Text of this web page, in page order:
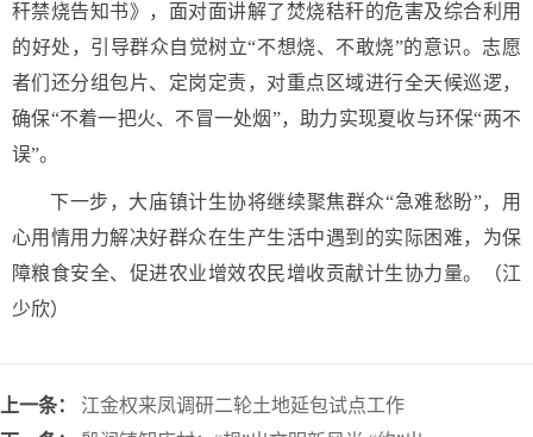
秆禁烧告知书》，面对面讲解了焚烧秸秆的危害及综合利用
的好处，引导群众自觉树立“不想烧、不敢烧”的意识。志愿
者们还分组包片、定岗定责，对重点区域进行全天候巡逻，
确保“不着一把火、不冒一处烟”，助力实现夏收与环保“两不
误”。
下一步，大庙镇计生协将继续聚焦群众“急难愁盼”，用
心用情用力解决好群众在生产生活中遇到的实际困难，为保
障粮食安全、促进农业增效农民增收贡献计生协力量。（江
少欣）
上一条：
江金权来凤调研二轮土地延包试点工作